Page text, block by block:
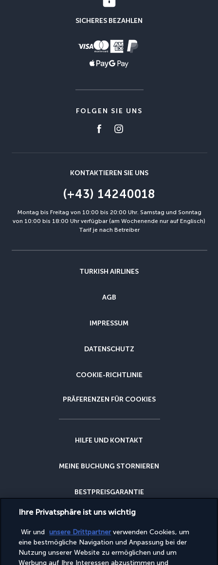
SICHERES BEZAHLEN
FOLGEN SIE UNS
KONTAKTIEREN SIE UNS
(+43) 14240018
Montag bis Freitag von 10:00 bis 20:00 Uhr. Samstag und Sonntag
von 10:00 bis 18:00 Uhr verfügbar (am Wochenende nur auf Englisch)
Tarif je nach Betreiber
TURKISH AIRLINES
AGB
IMPRESSUM
DATENSCHUTZ
COOKIE-RICHTLINIE
PRÄFERENZEN FÜR COOKIES
HILFE UND KONTAKT
MEINE BUCHUNG STORNIEREN
BESTPREISGARANTIE
STORNIERUNGSGARANTIE
WARUM BEI UNS BUCHEN?
Ihre Privatsphäre ist uns wichtig
Wir und unsere Drittpartnerverwenden Cookies, um
eine bestmögliche Navigation und Anpassung bei der
Nutzung unserer Website zu ermöglichen und um
Werbung auf Ihre Interessen abzustimmen und